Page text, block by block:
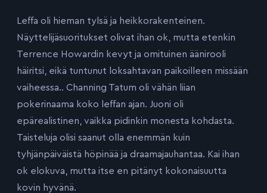
Leffa oli hieman tylsä ja heikkorakenteinen.
Näyttelijäsuoritukset olivat ihan ok, mutta etenkin
Terrence Howardin kevyt ja omituinen äänirooli
häiritsi, eikä tuntunut loksahtavan paikoilleen missään
vaiheessa.. Channing Tatum oli vähän liian
pokerinaama koko leffan ajan. Juoni oli
epärealistinen, vaikka pidinkin monesta kohdasta.
Taisteluja olisi saanut olla enemmän kuin
tyhjänpäiväistä höpinää ja draamajauhantaa. Kai ihan
ok elokuva, mutta itse en pitänyt kokonaisuutta
kovin hyvänä.